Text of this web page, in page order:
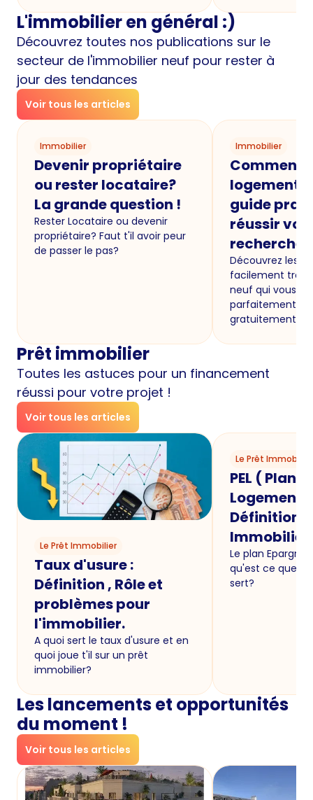
L'immobilier en général :)
Découvrez toutes nos publications sur le
secteur de l'immobilier neuf pour rester à
jour des tendances
Voir tous les articles
Immobilier
Devenir propriétaire
ou rester locataire?
La grande question !
Rester Locataire ou devenir
propriétaire? Faut t'il avoir peur
de passer le pas?
Immobilier
Comment
logement
guide
réussir
recherche
Découvrez les 7
facilement
neuf qui vous
parfaitement..
gratuitement !
Prêt immobilier
Toutes les astuces pour un financement
réussi pour votre projet !
Voir tous les articles
Le Prêt Immobilier
Taux d'usure :
Définition , Rôle et
problèmes pour
l'immobilier.
A quoi sert le taux d'usure et en
quoi joue t'il sur un prêt
immobilier?
Le Prêt Immobilier
PEL ( Plan
Logement
Définition
Immobilier
Le plan Epargne
qu'est ce que
sert?
Les lancements et opportunités
du moment !
Voir tous les articles